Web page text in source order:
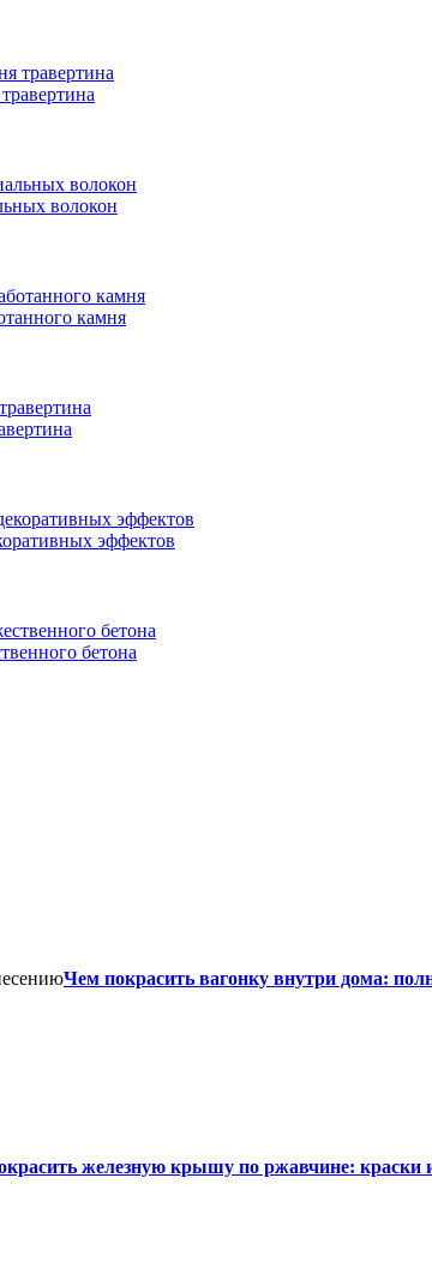
волокон
камня
эффектов
бетона
Чем покрасить вагонку внутри дома:
железную крышу по ржавчине: краски